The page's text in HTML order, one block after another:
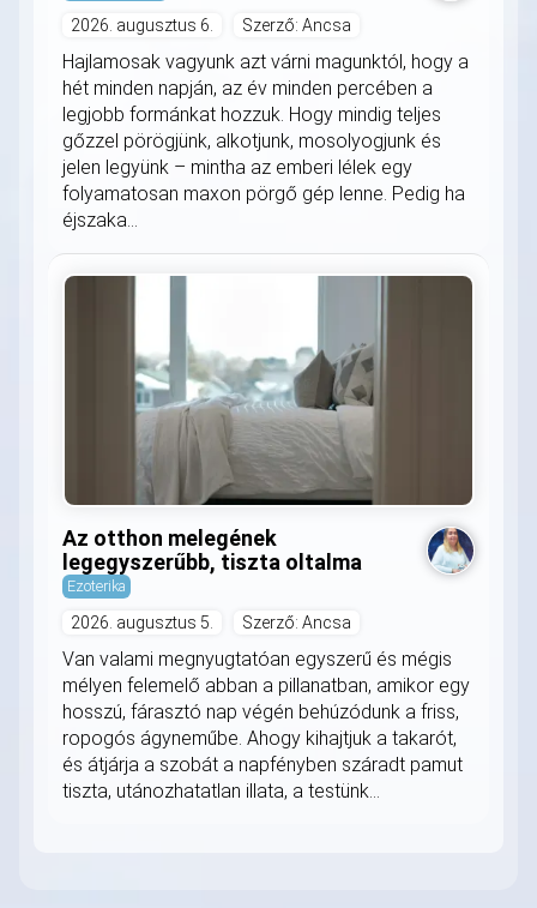
2026. augusztus 6. Szerző: Ancsa
Hajlamosak vagyunk azt várni magunktól, hogy a
hét minden napján, az év minden percében a
legjobb formánkat hozzuk. Hogy mindig teljes
gőzzel pörögjünk, alkotjunk, mosolyogjunk és
jelen legyünk – mintha az emberi lélek egy
folyamatosan maxon pörgő gép lenne. Pedig ha
éjszaka...
Az otthon melegének
legegyszerűbb, tiszta oltalma
Ezoterika
2026. augusztus 5. Szerző: Ancsa
Van valami megnyugtatóan egyszerű és mégis
mélyen felemelő abban a pillanatban, amikor egy
hosszú, fárasztó nap végén behúzódunk a friss,
ropogós ágyneműbe. Ahogy kihajtjuk a takarót,
és átjárja a szobát a napfényben száradt pamut
tiszta, utánozhatatlan illata, a testünk...